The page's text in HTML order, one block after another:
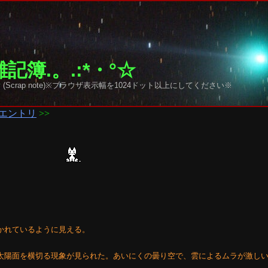
記簿.。.:*・°☆
note)※ブラウザ表示幅を1024ドット以上にしてください※
ントリ >>
ているように見える。
面を横切る現象が見られた。あいにくの曇り空で、雲によるムラが激し